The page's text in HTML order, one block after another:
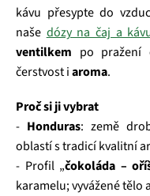
kávu přesypte do
naše dózy na čaj a
ventilkem po pražení
čerstvost iaroma.
Proč si ji vybrat
- Honduras: země
oblastí s tradicí kvalitní
- Profil „čokoláda –
karamelu; vyvážené tělo